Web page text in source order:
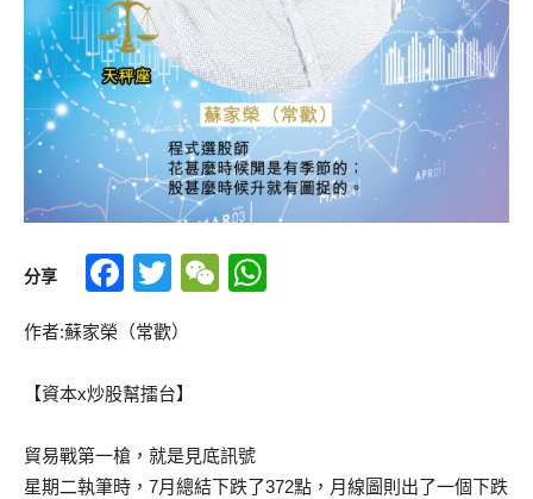
分享 Facebook
TwitterWeChat
作者:蘇家榮（常歡）
【資本x炒股幫擂台】
貿易戰第一槍，就是見底訊號
星期二執筆時，7月總結下跌了372點， 月線圖則出了一個下跌